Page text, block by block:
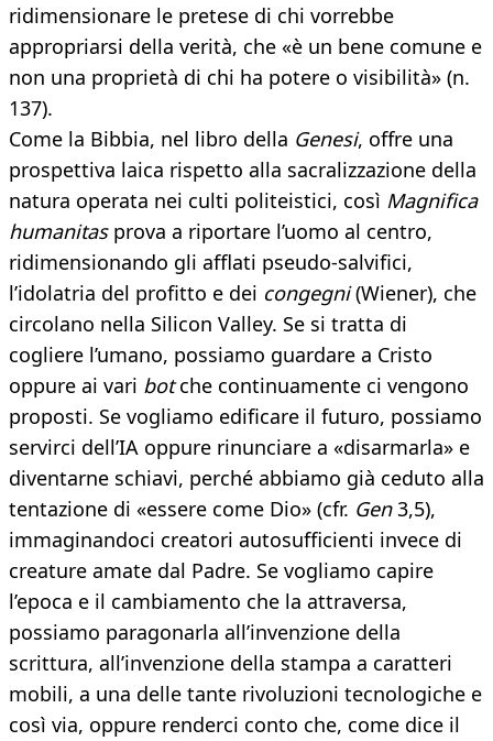
ridimensionare le pretese di chi vorrebbe
appropriarsi della verità, che «è un bene comune e
non una proprietà di chi ha potere o visibilità» (n.
137).
Come la Bibbia, nel libro della Genesi, offre una
prospettiva laica rispetto alla sacralizzazione della
natura operata nei culti politeistici, così Magnifica
humanitasprova a riportare l’uomo al centro,
ridimensionando gli afflati pseudo-salvifici,
l’idolatria del profitto e dei congegni(Wiener), che
circolano nella Silicon Valley. Se si tratta di
cogliere l’umano, possiamo guardare a Cristo
oppure ai vari botche continuamente ci vengono
proposti. Se vogliamo edificare il futuro, possiamo
servirci dell’IA oppure rinunciare a «disarmarla» e
diventarne schiavi, perché abbiamo già ceduto alla
tentazione di «essere come Dio» (cfr. Gen3,5),
immaginandoci creatori autosufficienti invece di
creature amate dal Padre. Se vogliamo capire
l’epoca e il cambiamento che la attraversa,
possiamo paragonarla all’invenzione della
scrittura, all’invenzione della stampa a caratteri
mobili, a una delle tante rivoluzioni tecnologiche e
così via, oppure renderci conto che, come dice il